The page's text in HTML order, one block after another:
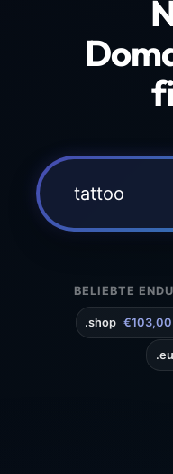
BELIEBTE
.shop €103,00
.eu